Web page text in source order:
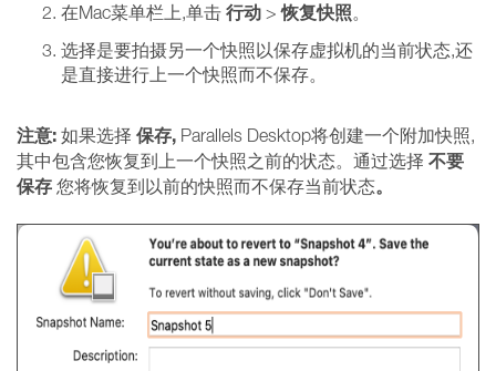
在Mac菜单栏上,单击 行动 >恢复快照。
选择是要拍摄另一个快照以保存虚拟机的当前状态,还
是直接进行上一个快照而不保存。
注意: 如果选择 保存, Parallels Desktop将创建一个附加快照,
其中包含您恢复到上一个快照之前的状态。通过选择 不要
保存 您将恢复到以前的快照而不保存当前状态。